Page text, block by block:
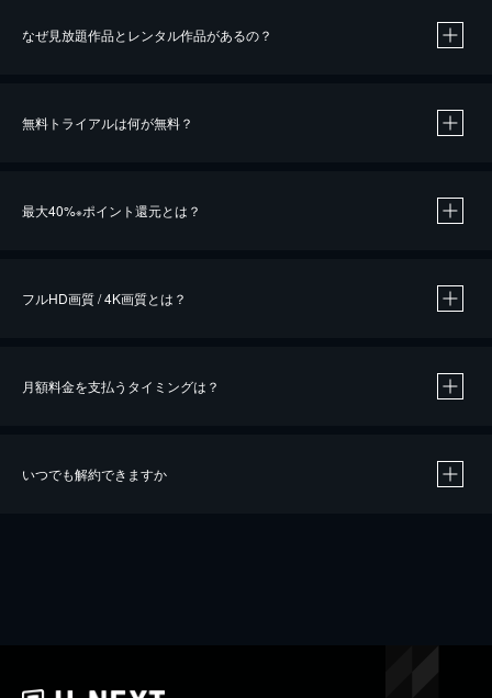
なぜ見放題作品とレンタル作品があるの？
無料トライアルは何が無料？
最大40%※ポイント還元とは？
※40％ポイント還元の対象は、クレジットカード決済による作品の購入 / レンタルです。
iOSアプリのUコイン決済による作品の購入 / レンタルは、20％のポイント還元です。
フルHD画質 / 4K画質とは？
月額料金を支払うタイミングは？
いつでも解約できますか